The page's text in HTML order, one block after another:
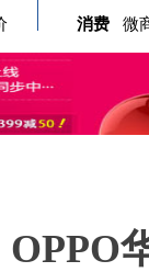
消费
微